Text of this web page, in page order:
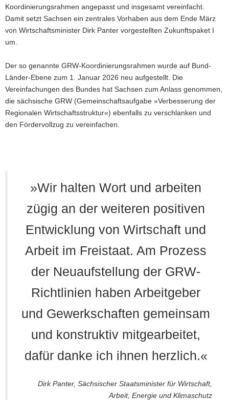
Koordinierungsrahmen angepasst und insgesamt vereinfacht.
Damit setzt Sachsen ein zentrales Vorhaben aus dem Ende März
von Wirtschaftsminister Dirk Panter vorgestellten Zukunftspaket I
um.
Der so genannte GRW-Koordinierungsrahmen wurde auf Bund-
Länder-Ebene zum 1. Januar 2026 neu aufgestellt. Die
Vereinfachungen des Bundes hat Sachsen zum Anlass genommen,
die sächsische GRW (Gemeinschaftsaufgabe »Verbesserung der
Regionalen Wirtschaftsstruktur«) ebenfalls zu verschlanken und
den Fördervollzug zu vereinfachen.
»Wir halten Wort und arbeiten
zügig an der weiteren positiven
Entwicklung von Wirtschaft und
Arbeit im Freistaat. Am Prozess
der Neuaufstellung der GRW-
Richtlinien haben Arbeitgeber
und Gewerkschaften gemeinsam
und konstruktiv mitgearbeitet,
dafür danke ich ihnen herzlich.«
Dirk Panter, Sächsischer Staatsminister für Wirtschaft,
Arbeit, Energie und Klimaschutz